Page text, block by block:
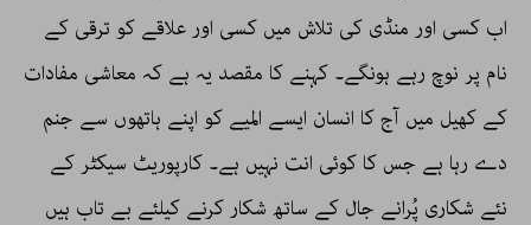
اب کسی اور منڈی کی تلاش میں کسی اور علاقے کو ترقی کے
نام پر نوچ رہے ہونگے۔ کہنے کا مقصد یہ ہے کہ معاشی مفادات
کے کھیل میں آج کا انسان ایسے المیے کو اپنے ہاتھوں سے جنم
دے رہا ہے جس کا کوئی انت نہیں ہے۔ کارپوریٹ سیکٹر کے
نئے شکاری پُرانے جال کے ساتھ شکار کرنے کیلئے بے تاب ہیں